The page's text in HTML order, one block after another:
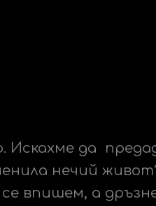
Искахме да
нечий
впишем, а